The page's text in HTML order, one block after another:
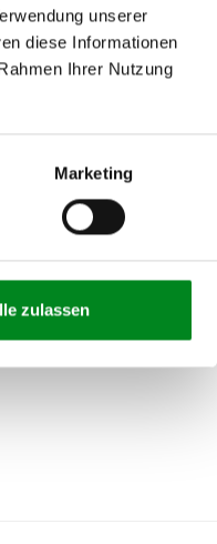
unserer
diese Informationen
Ihrer Nutzung
Marketing
zulassen